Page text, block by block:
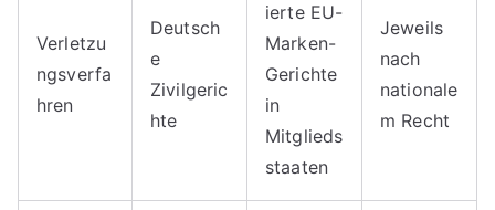
Verletzu
ngsverfa
hren
Deutsch
e
Zivilgeric
hte
ierte EU-
Marken-
Gerichte
in
Mitglieds
staaten
Jeweils
nach
nationale
m Recht